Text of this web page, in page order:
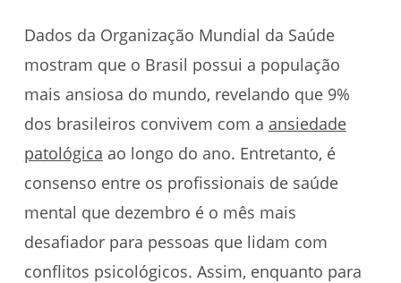
Dados da Organização Mundial da Saúde
mostram que o Brasil possui a população
mais ansiosa do mundo, revelando que 9%
dos brasileiros convivem com a ansiedade
patológica ao longo do ano. Entretanto, é
consenso entre os profissionais de saúde
mental que dezembro é o mês mais
desafiador para pessoas que lidam com
conflitos psicológicos. Assim, enquanto para